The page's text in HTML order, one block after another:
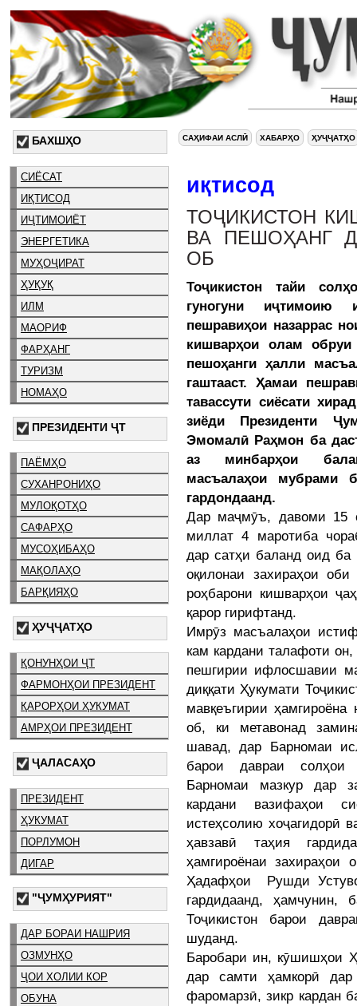
БАХШҲО
СИЁСАТ
ИҚТИСОД
ИҶТИМОИЁТ
ЭНЕРГЕТИКА
МУҲОҶИРАТ
ҲУҚУҚ
ИЛМ
МАОРИФ
ФАРҲАНГ
ТУРИЗМ
НОМАҲО
ПРЕЗИДЕНТИ ҶТ
ПАЁМҲО
СУХАНРОНИҲО
МУЛОҚОТҲО
САФАРҲО
МУСОҲИБАҲО
МАҚОЛАҲО
БАРҚИЯҲО
ҲУҶҶАТҲО
ҚОНУНҲОИ ҶТ
ФАРМОНҲОИ ПРЕЗИДЕНТ
ҚАРОРҲОИ ҲУКУМАТ
АМРҲОИ ПРЕЗИДЕНТ
ҶАЛАСАҲО
ПРЕЗИДЕНТ
ҲУКУМАТ
ПОРЛУМОН
ДИГАР
"ҶУМҲУРИЯТ"
ДАР БОРАИ НАШРИЯ
ОЗМУНҲО
ҶОИ ХОЛИИ КОР
ОБУНА
САҲИФАИ АСЛӢ ХАБАРҲО ҲУҶҶАТҲО
иқтисод
ТОҶИКИСТОН
ВА ПЕШОҲАНГ
ОБ
Тоҷикистон тайи
гуногуни иҷтимоию
пешравиҳои назаррас
кишварҳои олам
пешоҳанги ҳалли
гаштааст. Ҳамаи
тавассути сиёсати
зиёди Президенти
Эмомалӣ Раҳмон ба
аз минбарҳои
масъалаҳои мубрами
гардондаанд.
Дар маҷмӯъ, давоми 15
миллат 4 маротиба
дар сатҳи баланд оид
оқилонаи захираҳои
роҳбарони кишварҳои
қарор гирифтанд.
Имрӯз масъалаҳои
кам кардани талафоти
пешгирии ифлосшавии
диққати Ҳукумати
мавқеъгирии
об, ки метавонад
шавад, дар Барномаи
барои давраи солҳои
Барномаи мазкур дар
кардани вазифаҳои
истеҳсолию хоҷагидорӣ
ҳавзавӣ таҳия
ҳамгироёнаи
Ҳадафҳои Рушди
гардидаанд,
Тоҷикистон барои
шуданд.
Баробари ин, кӯшишҳои
дар самти ҳамкорӣ
фаромарзӣ, зикр кардан